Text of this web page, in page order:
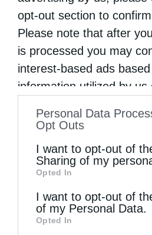
opt-out section to
Please note that after
is processed you may
interest-based ads
information utilized by us
to your opt-out. You may
information by third
of downstream
information may also be
third parties on theIAB’s
Downstream Participants
Personal Data
Opt Outs
I want to opt-out of
Sharing of my
Opted In
I want to opt-out of
of my Personal Data.
Opted In
χαράς για την ιστορική
Μητρόπολη της
οι πιστοί οι οποίοι το
ενθρονίσεως,προσήλθαν
γνωρίσουν τον νέο τους
Δεσπότη.
ΔΕΙΤΕ ΤΟ ΣΧΕΤΙΚΟ
ΜΗΤΡΌΠΟΛΗ ΚΑΣΤΟΡΙΆΣ
ΜΗΤΡΟΠΟΛΊΤΗΣ ΚΑΣΤΟΡΊΑΣ Κ.